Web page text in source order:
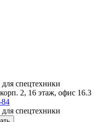
спецтехники
2, 16 этаж, офис 16.3
84
спецтехники